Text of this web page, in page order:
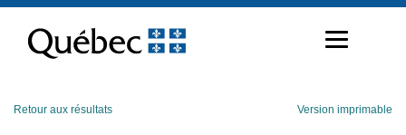
contenu
Retour aux résultats Version imprimable